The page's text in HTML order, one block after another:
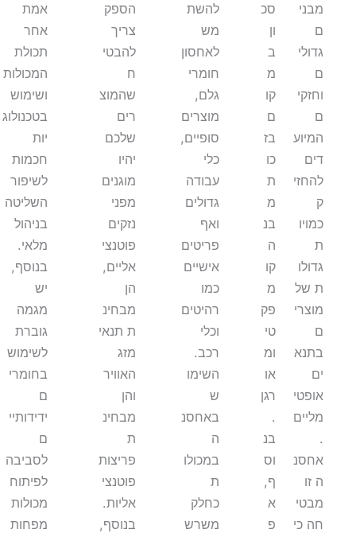
מבני
ם
גדולי
ם
וחזקי
ם
המיוע
דים
להחזי
ק
כמויו
ת
גדולו
ת של
מוצרי
ם
בתנא
ים
אופטי
מליים
.
אחסנ
ה זו
מבטי
חה כי
סכ
ון
ב
מ
קו
ם
בז
כו
ת
מ
בנ
ה
קו
מ
פק
טי
ומ
או
רגן
.
בנ
וס
ף,
א
פ
להשת
מש
לאחסון
חומרי
גלם,
מוצרים
סופיים,
כלי
עבודה
גדולים
ואף
פריטים
אישיים
כמו
רהיטים
וכלי
רכב.
השימו
ש
באחסנ
ה
במכולו
ת
כחלק
משרש
הספק
צריך
להבטי
ח
שהמוצ
רים
שלכם
יהיו
מוגנים
מפני
נזקים
פוטנצי
אליים,
הן
מבחינ
ת תנאי
מזג
האוויר
והן
מבחינ
ת
פריצות
פוטנצי
אליות.
בנוסף,
אמת
אחר
תכולת
המכולות
ושימוש
בטכנולוג
יות
חכמות
לשיפור
השליטה
בניהול
מלאי.
בנוסף,
יש
מגמה
גוברת
לשימוש
בחומרי
ם
ידידותיי
ם
לסביבה
לפיתוח
מכולות
מפחות